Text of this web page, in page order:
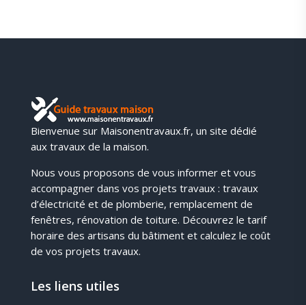
Bienvenue sur Maisonentravaux.fr, un site dédié
aux travaux de la maison.
Nous vous proposons de vous informer et vous
accompagner dans vos projets travaux : travaux
d’électricité et de plomberie, remplacement de
fenêtres, rénovation de toiture. Découvrez le tarif
horaire des artisans du bâtiment et calculez le coût
de vos projets travaux.
Les liens utiles